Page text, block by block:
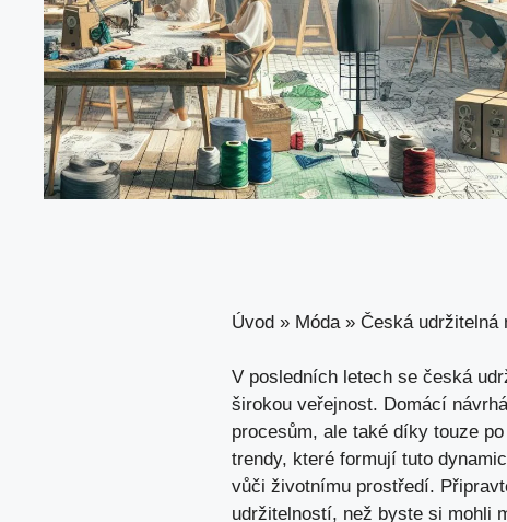
Úvod » Móda » Česká udržitelná
V posledních letech ‍se česká
širokou⁢ veřejnost. Domácí
procesům, ale také díky touze
trendy, které formují tuto
vůči životnímu prostředí.
udržitelností, než byste si mohli